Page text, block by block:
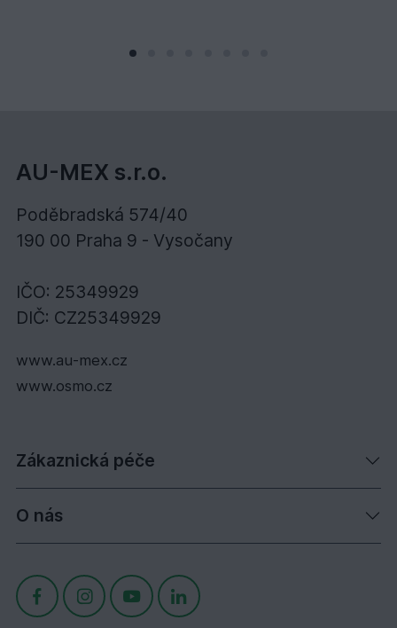
AU-MEX s.r.o.
Poděbradská 574/40
190 00 Praha 9 - Vysočany
IČO: 25349929
DIČ: CZ25349929
www.au-mex.cz
www.osmo.cz
Zákaznická péče
O nás